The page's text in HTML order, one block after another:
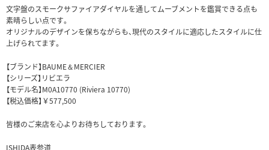
文字盤のスモークサファイアダイヤルを通してムーブメントを鑑賞できる点も
素晴らしい点です。
オリジナルのデザインを保ちながらも、現代のスタイルに適応したスタイルに仕
上げられてます。
【ブランド】BAUME＆MERCIER
【シリーズ】リビエラ
【モデル名】M0A10770 (Riviera 10770)
【税込価格】￥577,500
皆様のご来店を心よりお待ちしております。
ISHIDA表参道